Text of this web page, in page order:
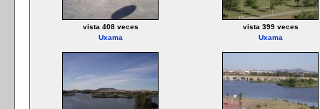
vista 408 veces
Uxama
vista 399 veces
Uxama